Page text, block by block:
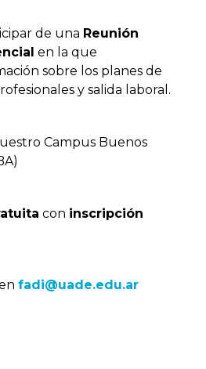
de una Reunión
en la que
sobre los planes de
y salida laboral.
Campus Buenos
con inscripción
fadi@uade.edu.ar